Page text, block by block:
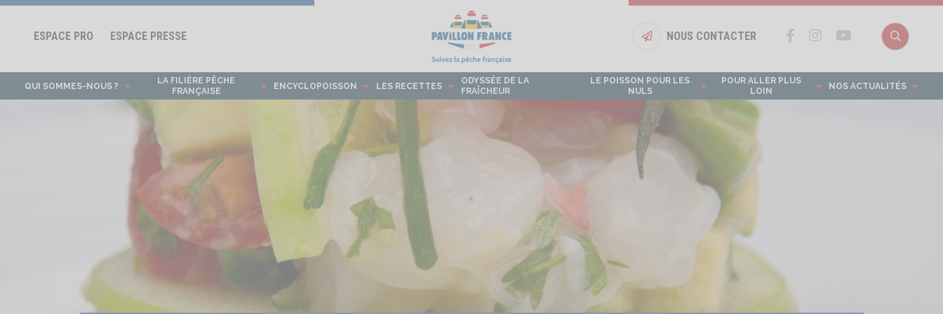
ESPACE PRO ESPACE PRESSE Bouton nous contacter
NOUS CONTACTER
QUI SOMMES-NOUS ?
LA FILIÈRE PÊCHE
FRANÇAISE
ENCYCLOPOISSON LES RECETTES
ODYSSÉE DE LA
FRAÎCHEUR
LE POISSON POUR LES
NULS
POUR ALLER PLUS
LOIN
NOS ACTUALITÉS